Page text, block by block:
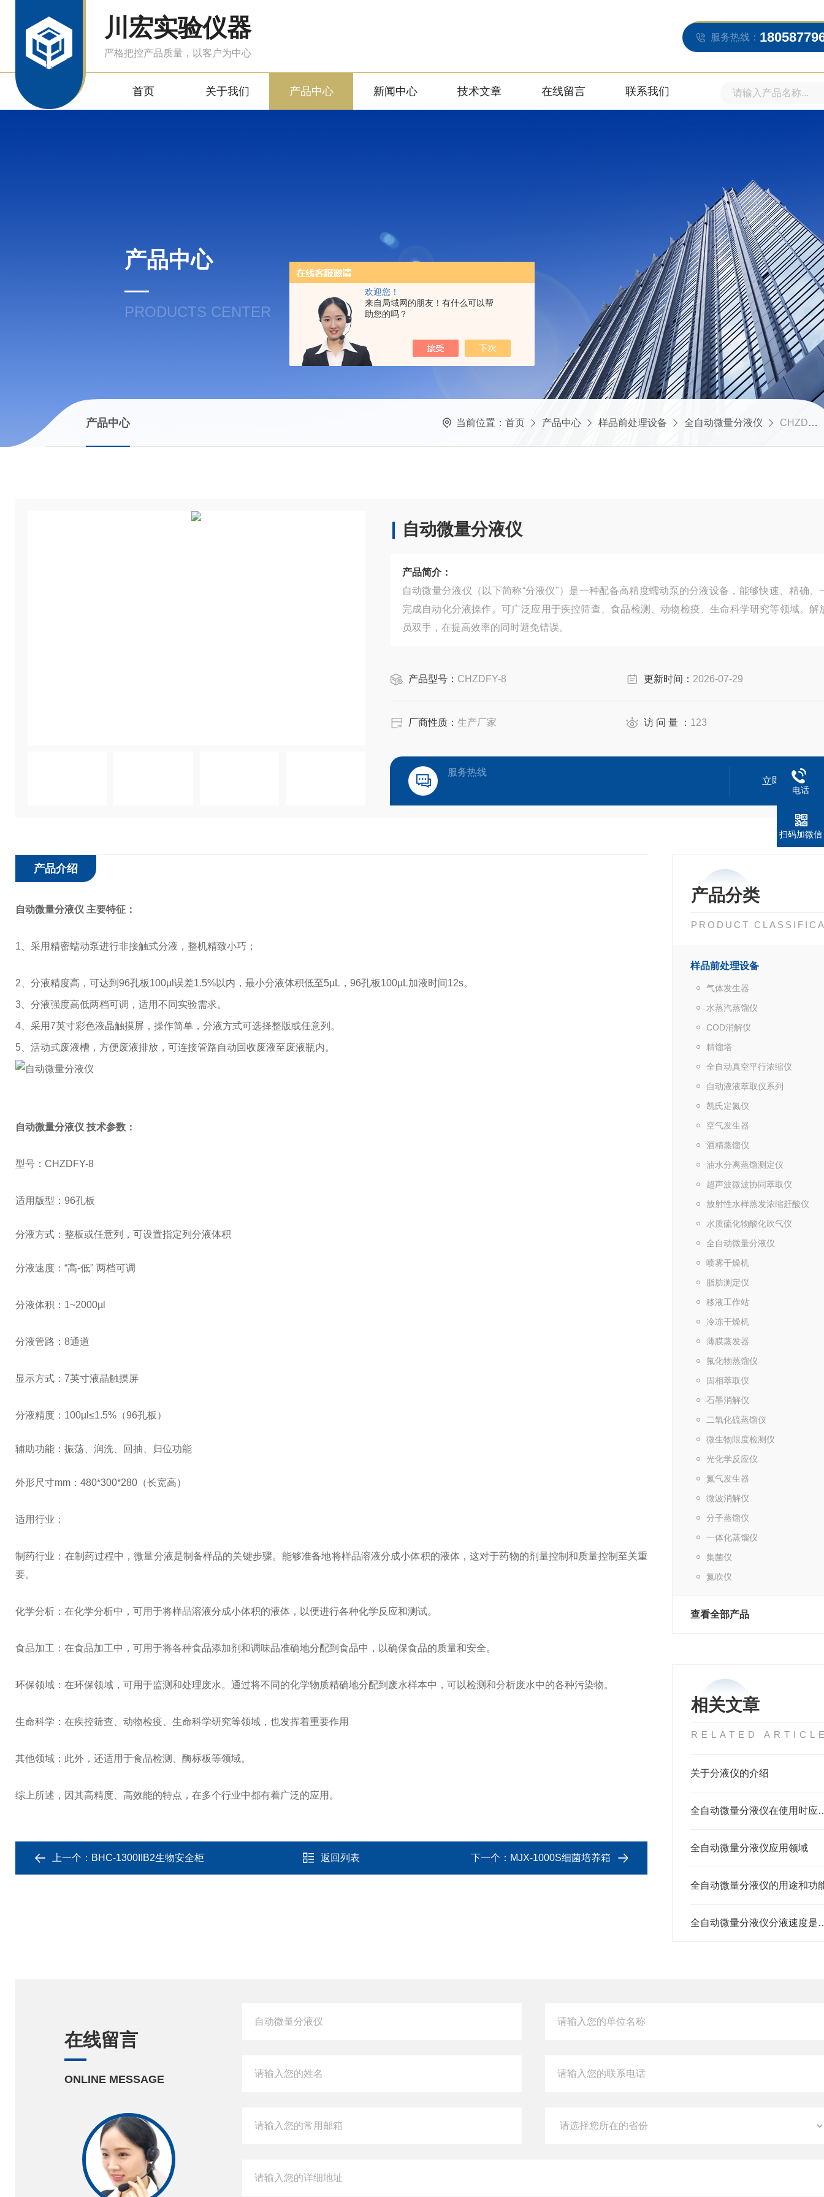
欢迎您！
来自局域网的朋友！有什么可以帮
助您的吗？
川宏实验仪器
严格把控产品质量，以客户为中心
服务热线：
首页 关于我们 产品中心 新闻中心 技术文章 在线留言 联系我们
产品中心
PRODUCTS CENTER
产品中心 当前位置： 首页 产品中心 样品前处理设备 全自动微量分液仪 CHZDFY-8自动微量分液仪
自动微量分液仪
产品简介：
自动微量分液仪（以下简称“分液仪"）是一种配备高精度蠕动泵的分液设备，能够快速、精确、
完成自动化分液操作。可广泛应用于疾控筛查、食品检测、动物检疫、生命科学研究等领域。解
员双手，在提高效率的同时避免错误。
产品型号： CHZDFY-8 更新时间： 2026-07-29
厂商性质： 生产厂家 访 问 量 ： 123
服务热线
立即咨询
产品分类
PRODUCT
样品前处理设备
气体发生器
水蒸汽蒸馏仪
COD消解仪
精馏塔
全自动真空平行浓缩仪
自动液液萃取仪系列
凯氏定氮仪
空气发生器
酒精蒸馏仪
油水分离蒸馏测定仪
超声波微波协同萃取仪
放射性水样蒸发浓缩赶酸仪
水质硫化物酸化吹气仪
全自动微量分液仪
喷雾干燥机
脂肪测定仪
移液工作站
冷冻干燥机
薄膜蒸发器
氟化物蒸馏仪
固相萃取仪
石墨消解仪
二氧化硫蒸馏仪
微生物限度检测仪
光化学反应仪
氮气发生器
微波消解仪
分子蒸馏仪
一体化蒸馏仪
集菌仪
氮吹仪
查看全部产品
相关文章
RELATED
关于分液仪的介绍
全自动微量分液
全自动微量分液仪应用领域
全自动微量分液仪的用途和功
全自动微量分液
产品介绍
自动微量分液仪 主要特征：
1、 采用精密蠕动泵进行非接触式分液，整机精致小巧；
2、 分液精度高，可达到 96孔板100μl误差1.5%以内，最小分液体积低至5µL，96孔板100µL加液时间12s。
3、 分液强度高低两档可调，适用不同实验需求。
4、 采用7英寸彩色液晶触摸屏，操作简单，分液方式可选择整版或任意列。
5、 活动式废液槽，方便废液排放，可连接管路自动回收废液至废液瓶内。
自动微量分液仪 技术参数：
型号： CHZDFY-8
适用版型： 96孔板
分液方式：整板或任意列，可设置指定列分液体积
分液速度： “高-低" 两档可调
分液体积： 1~2000µl
分液管路： 8通道
显示方式： 7英寸液晶触摸屏
分液精度： 100µl≤1.5% （96孔板）
辅助功能：振荡、润洗、回抽、归位功能
外形尺寸mm：480*300*280（长宽高）
适用行业：
制药行业：在制药过程中，微量分液是制备样品的关键步骤。能够准备地将样品溶液分成小体积的液体，这对于药物的剂量控制和质量控制至关重
要。
化学分析：在化学分析中，可用于将样品溶液分成小体积的液体，以便进行各种化学反应和测试。
食品加工：在食品加工中，可用于将各种食品添加剂和调味品准确地分配到食品中，以确保食品的质量和安全。
环保领域：在环保领域，可用于监测和处理废水。通过将不同的化学物质精确地分配到废水样本中，可以检测和分析废水中的各种污染物。
生命科学：在疾控筛查、动物检疫、生命科学研究等领域，也发挥着重要作用
其他领域：此外，还适用于食品检测、酶标板等领域。
综上所述，因其高精度、高效能的特点，在多个行业中都有着广泛的应用。
上一个： BHC-1300IIB2生物安全柜 返回列表 下一个： MJX-1000S细菌培养箱
在线留言
ONLINE MESSAGE
电话
扫码加微信